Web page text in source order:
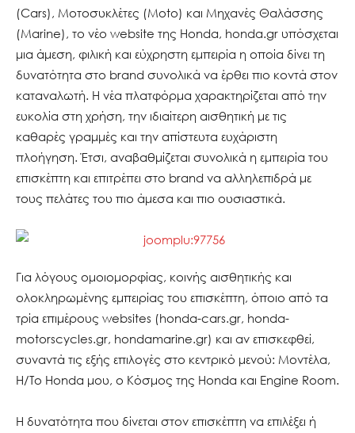
(Cars), Μοτοσυκλέτες (Moto) και Μηχανές Θαλάσσης
(Marine), το νέο website της Honda, honda.gr υπόσχεται
μια άμεση, φιλική και εύχρηστη εμπειρία η οποία δίνει τη
δυνατότητα στο brand συνολικά να έρθει πιο κοντά στον
καταναλωτή. Η νέα πλατφόρμα χαρακτηρίζεται από την
ευκολία στη χρήση, την ιδιαίτερη αισθητική με τις
καθαρές γραμμές και την απίστευτα ευχάριστη
πλοήγηση. Έτσι, αναβαθμίζεται συνολικά η εμπειρία του
επισκέπτη και επιτρέπει στο brand να αλληλεπιδρά με
τους πελάτες του πιο άμεσα και πιο ουσιαστικά.
Για λόγους ομοιομορφίας, κοινής αισθητικής και
ολοκληρωμένης εμπειρίας του επισκέπτη, όποιο από τα
τρία επιμέρους websites (honda-cars.gr, honda-
motorscycles.gr, hondamarine.gr) και αν επισκεφθεί,
συναντά τις εξής επιλογές στο κεντρικό μενού: Μοντέλα,
Η/Το Honda μου, ο Κόσμος της Honda και Engine Room.
Η δυνατότητα που δίνεται στον επισκέπτη να επιλέξει ή